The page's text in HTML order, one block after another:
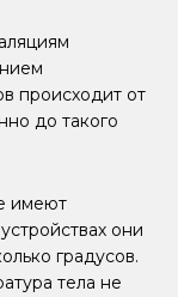
происходит от
до такого
имеют
они
градусов.
тела не